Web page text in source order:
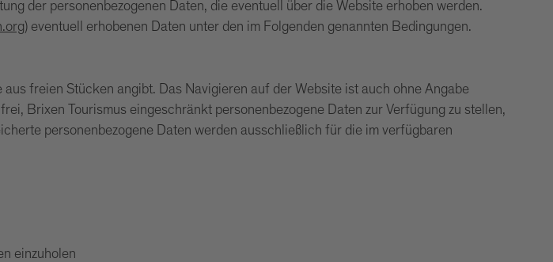
der personenbezogenen Daten, die eventuell über die Website erhoben werden.
) eventuell erhobenen Daten unter den im Folgenden genannten Bedingungen.
freien Stücken angibt. Das Navigieren auf der Website ist auch ohne Angabe
Brixen Tourismus eingeschränkt personenbezogene Daten zur Verfügung zu stellen,
personenbezogene Daten werden ausschließlich für die im verfügbaren
einzuholen